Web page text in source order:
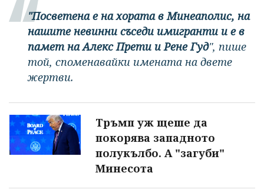
"Посветена е на хората в Минеаполис, на
нашите невинни съседи имигранти и е в
памет на Алекс Прети и Рене Гуд", пише
той, споменавайки имената на двете
жертви.
Тръмп уж щеше да
покорява западното
полукълбо. А "загуби"
Минесота